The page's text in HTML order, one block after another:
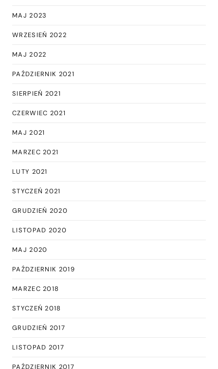
MAJ 2023
WRZESIEŃ 2022
MAJ 2022
PAŹDZIERNIK 2021
SIERPIEŃ 2021
CZERWIEC 2021
MAJ 2021
MARZEC 2021
LUTY 2021
STYCZEŃ 2021
GRUDZIEŃ 2020
LISTOPAD 2020
MAJ 2020
PAŹDZIERNIK 2019
MARZEC 2018
STYCZEŃ 2018
GRUDZIEŃ 2017
LISTOPAD 2017
PAŹDZIERNIK 2017